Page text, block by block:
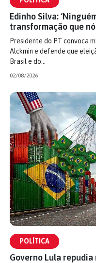
Edinho Silva:
transformação que
Presidente do PT convoca
Alckmin e defende que
Brasil e do…
02/08/2026
POLÍTICA
Governo Lula